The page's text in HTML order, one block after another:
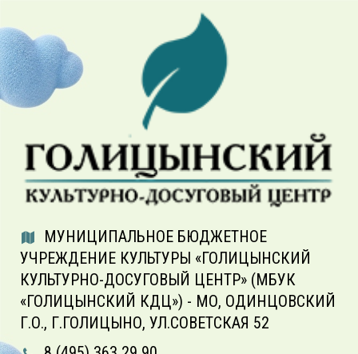
МУНИЦИПАЛЬНОЕ БЮДЖЕТНОЕ
УЧРЕЖДЕНИЕ КУЛЬТУРЫ «ГОЛИЦЫНСКИЙ
КУЛЬТУРНО-ДОСУГОВЫЙ ЦЕНТР» (МБУК
«ГОЛИЦЫНСКИЙ КДЦ») - МО, ОДИНЦОВСКИЙ
Г.О., Г.ГОЛИЦЫНО, УЛ.СОВЕТСКАЯ 52